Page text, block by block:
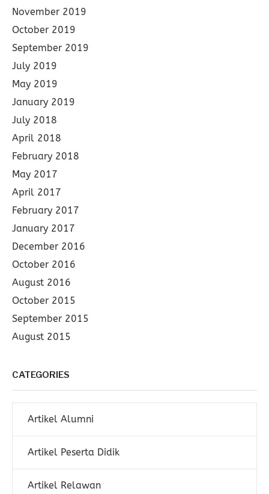
November 2019
October 2019
September 2019
July 2019
May 2019
January 2019
July 2018
April 2018
February 2018
May 2017
April 2017
February 2017
January 2017
December 2016
October 2016
August 2016
October 2015
September 2015
August 2015
CATEGORIES
Artikel Alumni
Artikel Peserta Didik
Artikel Relawan